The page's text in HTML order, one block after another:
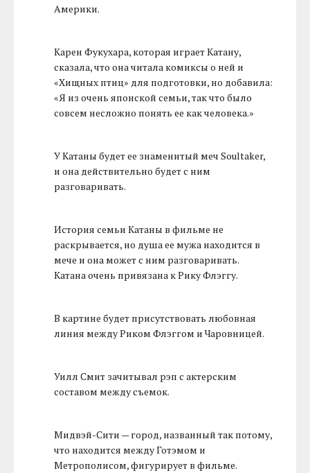
Америки.
Карен Фукухара, которая играет Катану,
сказала, что она читала комиксы о ней и
«Хищных птиц» для подготовки, но добавила:
«Я из очень японской семьи, так что было
совсем несложно понять ее как человека.»
У Катаны будет ее знаменитый меч Soultaker,
и она действительно будет с ним
разговаривать.
История семьи Катаны в фильме не
раскрывается, но душа ее мужа находится в
мече и она может с ним разговаривать.
Катана очень привязана к Рику Флэггу.
В картине будет присутствовать любовная
линия между Риком Флэггом и Чаровницей.
Уилл Смит зачитывал рэп с актерским
составом между съемок.
Мидвэй-Сити — город, названный так потому,
что находится между Готэмом и
Метрополисом, фигурирует в фильме.